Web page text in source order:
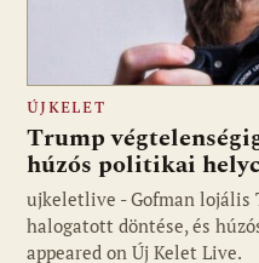
Fotó: ujkelet.live
ÚJKELET
Trump
húzós politikai
ujkeletlive - Gofman lojális
halogatott döntése, és
appeared on Új Kelet Live.